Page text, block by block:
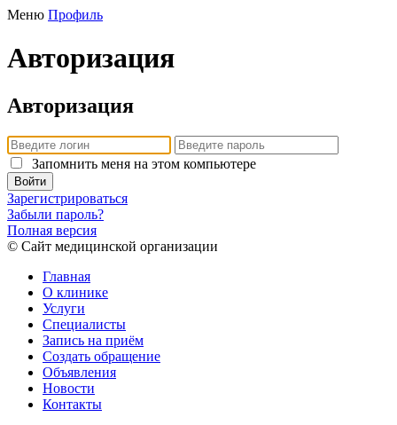
Меню Профиль
Авторизация
Авторизация
Запомнить меня на этом компьютере
Войти
Зарегистрироваться
Забыли пароль?
Полная версия
© Сайт медицинской организации
Главная
О клинике
Услуги
Специалисты
Запись на приём
Создать обращение
Объявления
Новости
Контакты